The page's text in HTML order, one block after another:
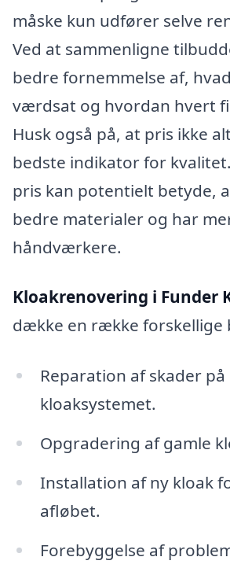
måske kun udfører selve
Ved at sammenligne
bedre fornemmelse af,
værdsat og hvordan hvert
Husk også på, at pris ikke
bedste indikator for
pris kan potentielt betyde,
bedre materialer og har
håndværkere.
Kloakrenovering i Funder
dække en række forskellige
Reparation af skader på
kloaksystemet.
Opgradering af gamle
Installation af ny kloak
afløbet.
Forebyggelse af